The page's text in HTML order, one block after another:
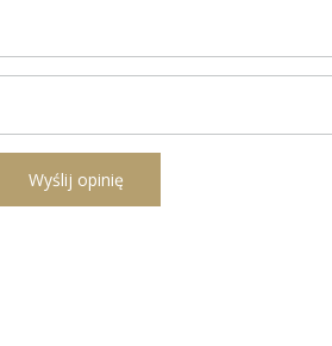
Wyślij opinię